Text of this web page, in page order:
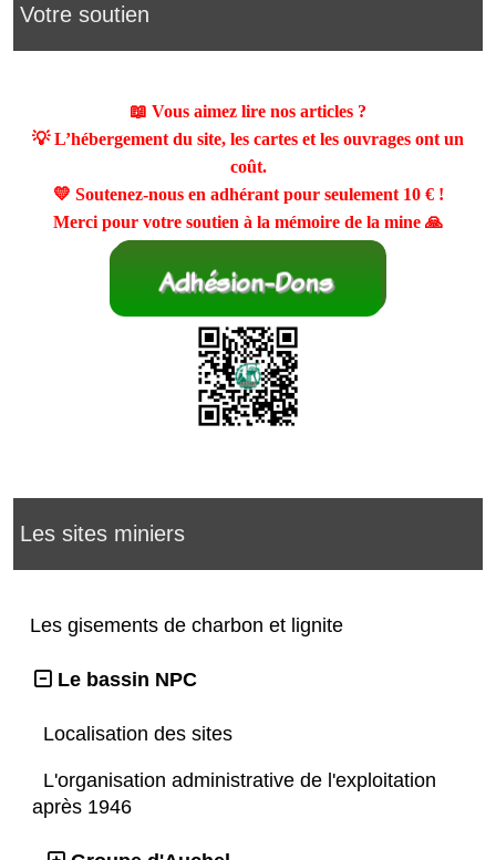
Votre soutien
📖 Vous aimez lire nos articles ?
💡 L’hébergement du site, les cartes et les ouvrages ont un
coût.
💛 Soutenez-nous en adhérant pour seulement 10 €!
Merci pour votre soutien à la mémoire de la mine 🙏
Les sites miniers
Les gisements de charbon et lignite
Le bassin NPC
Localisation des sites
L'organisation administrative de l'exploitation
après 1946